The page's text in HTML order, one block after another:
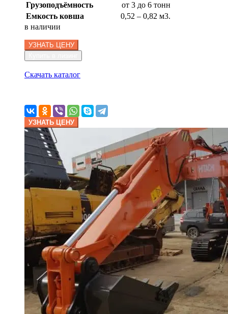
Грузоподъёмность
от 3 до 6 тонн
Емкость ковша
0,52 – 0,82 м3.
в наличии
УЗНАТЬ ЦЕНУ
Скачать каталог
УЗНАТЬ ЦЕНУ